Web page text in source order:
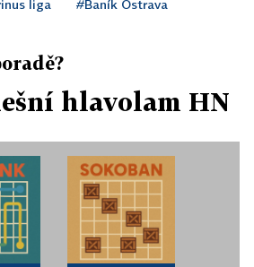
liga #Baník Ostrava
hlavolam HN